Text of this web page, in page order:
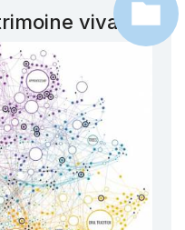
vivant !